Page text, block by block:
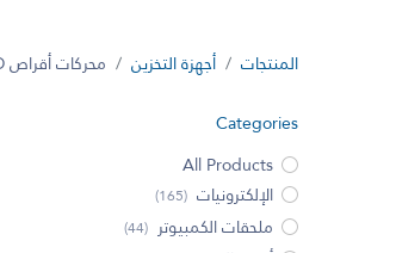
المنتجات أجهزة التخزين محركات أقراص SSD
Categories
All Products
الإلكترونيات (165)
ملحقات الكمبيوتر (44)